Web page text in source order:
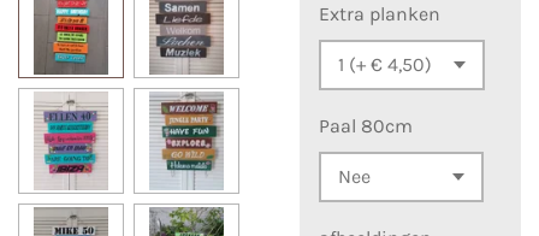
Extra planken
Paal 80cm